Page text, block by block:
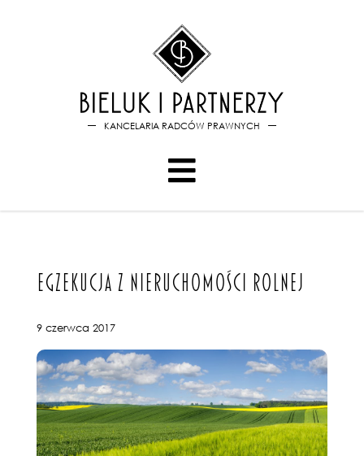
KANCELARIA RADCÓW PRAWNYCH
EGZEKUCJA Z NIERUCHOMOŚCI ROLNEJ
9 czerwca 2017